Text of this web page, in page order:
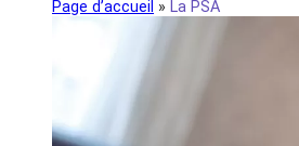
Page d’accueil » La PSA